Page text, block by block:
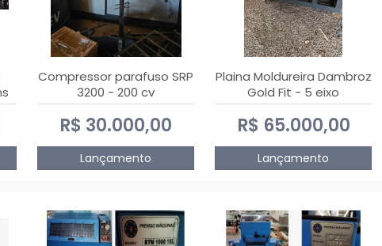
Compressor parafuso SRP
3200 - 200 cv
R$ 30.000,00
Lançamento
Plaina Moldureira Dambroz
Gold Fit - 5 eixo
R$ 65.000,00
Lançamento